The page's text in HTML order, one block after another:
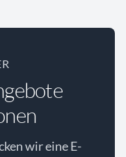
wir eine E-